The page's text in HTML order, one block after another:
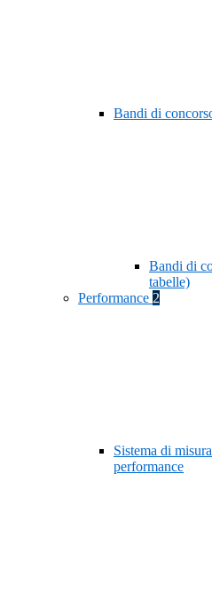
Bandi di
Bandi di
tabelle)
Performance 2
Sistema di
performance